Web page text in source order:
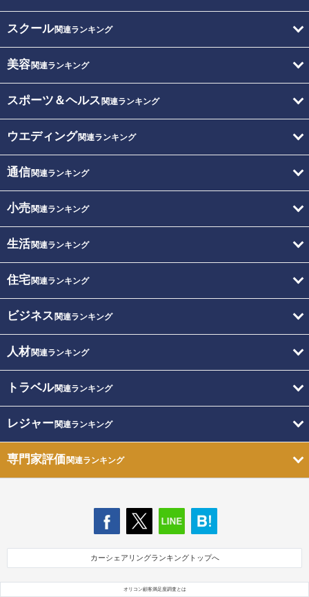
スクール関連ランキング
美容関連ランキング
スポーツ＆ヘルス 関連ランキング
ウエディング関連ランキング
通信関連ランキング
小売関連ランキング
生活関連ランキング
住宅関連ランキング
ビジネス 関連ランキング
人材関連ランキング
トラベル関連ランキング
レジャー関連ランキング
専門家評価関連ランキング
カーシェアリングランキングトップへ
オリコン顧客満足度調査とは